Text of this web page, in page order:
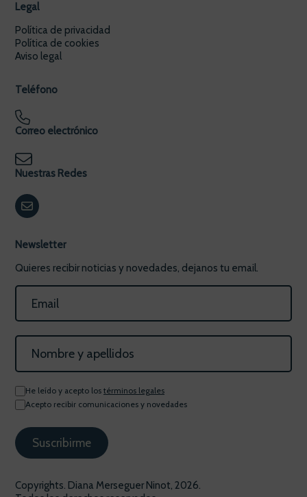
Legal
Política de privacidad
Política de cookies
Aviso legal
Teléfono
Correo electrónico
Nuestras Redes
Newsletter
Quieres recibir noticias y novedades, dejanos tu email.
He leído y acepto los términos legales
Acepto recibir comunicaciones y novedades
Copyrights. Diana Merseguer Ninot, 2026.